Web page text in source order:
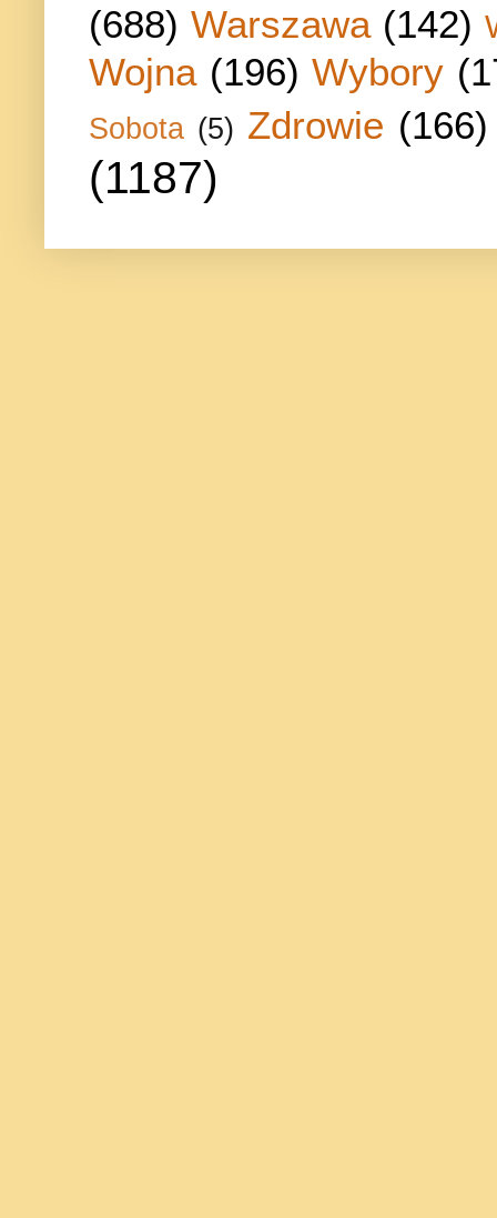
(688) Warszawa (142)
Wojna (196) Wybory
Sobota (5) Zdrowie (166)
(1187)